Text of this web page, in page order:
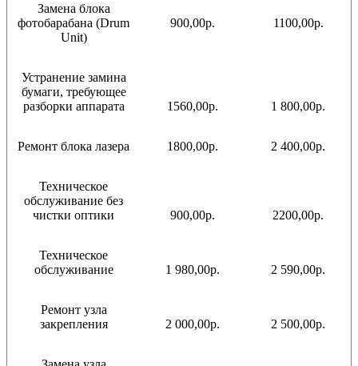
Замена блока
фотобарабана (Drum
Unit)
900,00р. 1100,00р.
Устранение замина
бумаги, требующее
разборки аппарата
1560,00р. 1 800,00р.
Ремонт блока лазера 1800,00р. 2 400,00р.
Техническое
обслуживание без
чистки оптики
900,00р. 2200,00р.
Техническое
обслуживание
1 980,00р. 2 590,00р.
Ремонт узла
закрепления
2 000,00р. 2 500,00р.